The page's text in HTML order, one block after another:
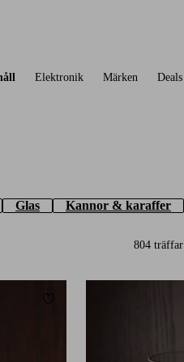
Elektronik Märken Deals
Glas Kannor & karaffer
804 träffar
Lägg till i favoriter